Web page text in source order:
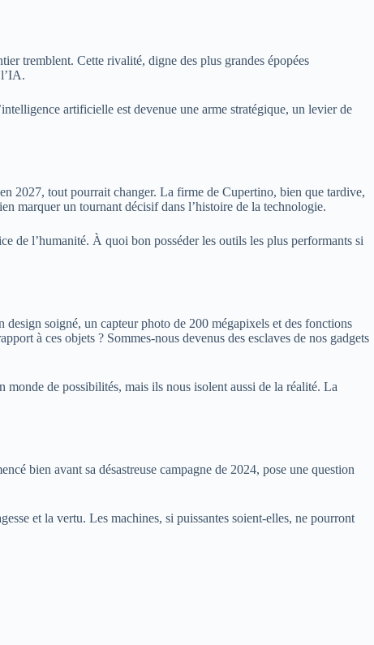
tremblent. Cette rivalité, digne des plus grandes épopées
artificielle est devenue une arme stratégique, un levier de
2027, tout pourrait changer. La firme de Cupertino, bien que tardive,
marquer un tournant décisif dans l’histoire de la technologie.
de l’humanité. À quoi bon posséder les outils les plus performants si
soigné, un capteur photo de 200 mégapixels et des fonctions
à ces objets ? Sommes-nous devenus des esclaves de nos gadgets
monde de possibilités, mais ils nous isolent aussi de la réalité. La
bien avant sa désastreuse campagne de 2024, pose une question
et la vertu. Les machines, si puissantes soient-elles, ne pourront